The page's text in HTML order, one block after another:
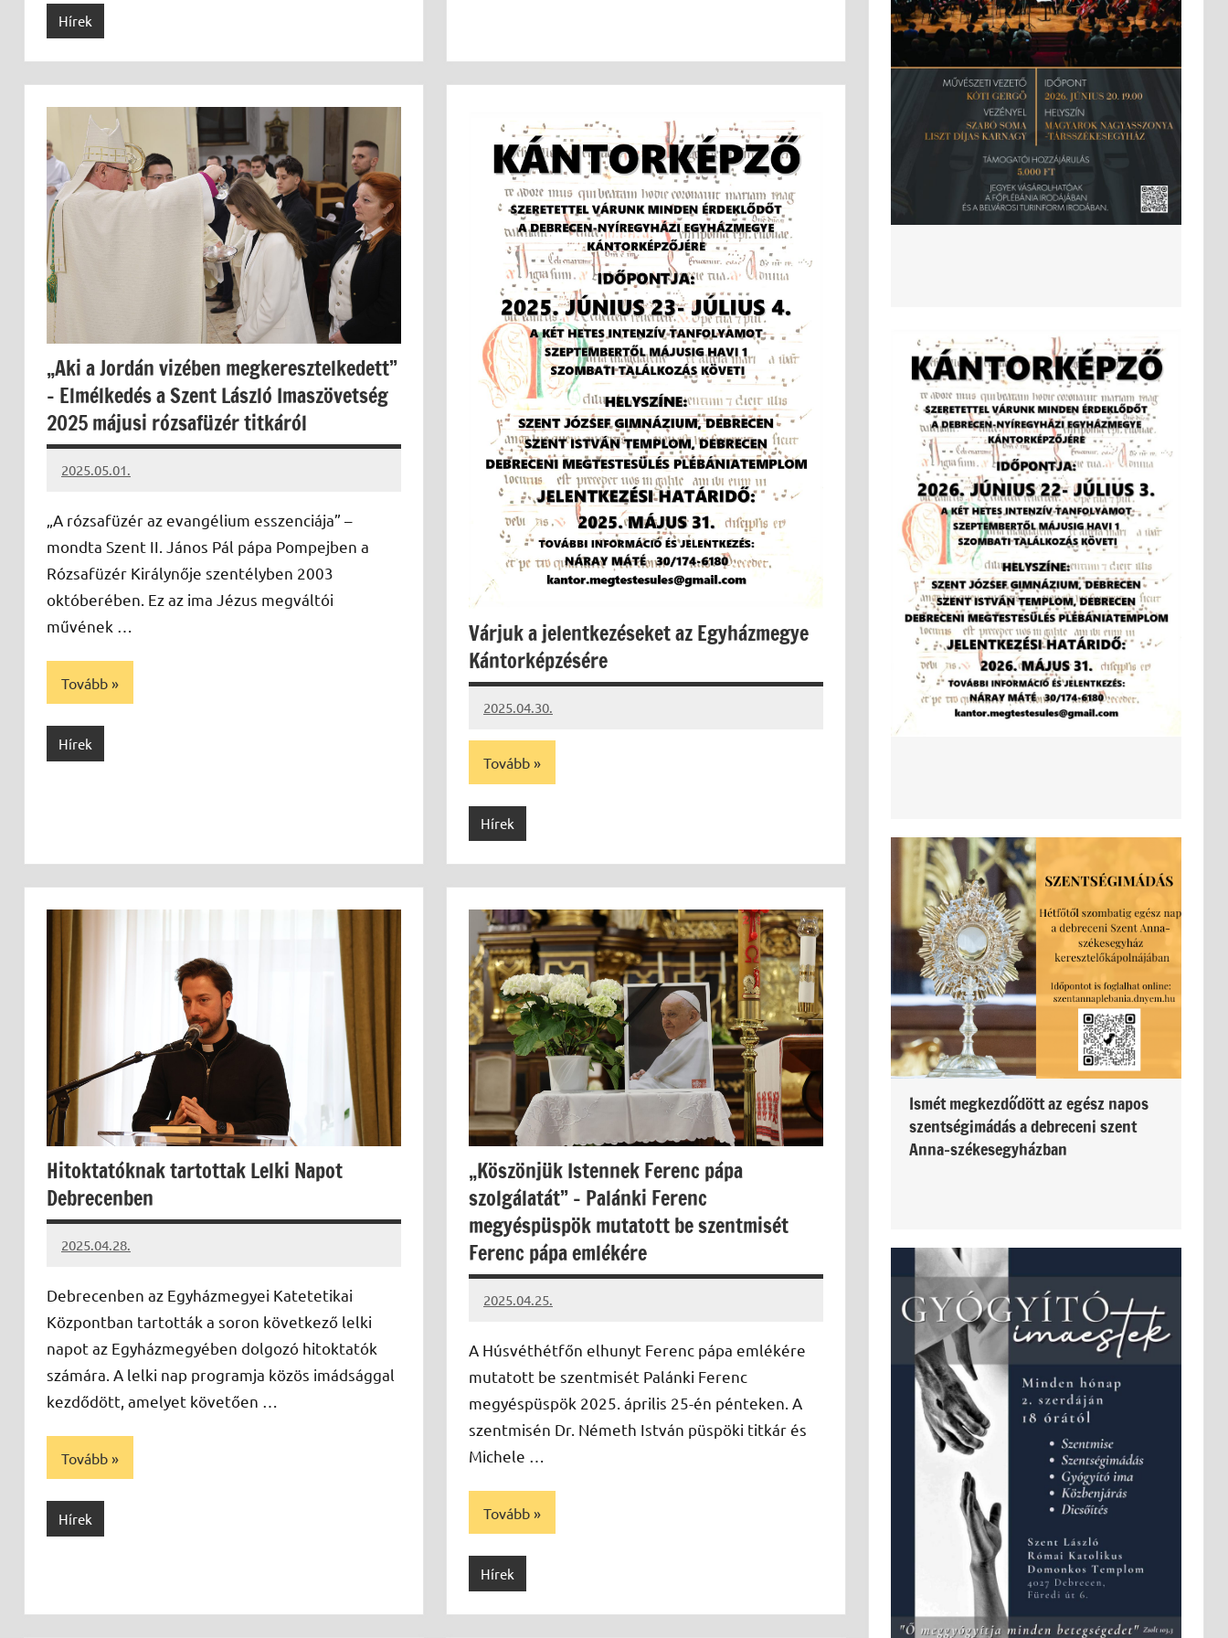
Hírek
„Aki a Jordán vizében megkeresztelkedett”
– Elmélkedés a Szent László Imaszövetség
2025 májusi rózsafüzér titkáról
2025.05.01.
Leiszt
„A rózsafüzér az evangélium esszenciája” –
mondta Szent II. János Pál pápa Pompejben a
Rózsafüzér Királynője szentélyben 2003
októberében. Ez az ima Jézus megváltói
művének …
Tovább
Hírek
Várjuk a jelentkezéseket az Egyházmegye
Kántorképzésére
2025.04.30.
Leiszt
Máté
Tovább
Hírek
Hitoktatóknak tartottak Lelki Napot
Debrecenben
2025.04.28.
Leiszt
Debrecenben az Egyházmegyei Katetetikai
Központban tartották a soron következő lelki
napot az Egyházmegyében dolgozó hitoktatók
számára. A lelki nap programja közös imádsággal
kezdődött, amelyet követően …
Tovább
Hírek
„Köszönjük Istennek Ferenc pápa
szolgálatát” – Palánki Ferenc
megyéspüspök mutatott be szentmisét
Ferenc pápa emlékére
2025.04.25.
Leiszt
A Húsvéthétfőn elhunyt Ferenc pápa emlékére
mutatott be szentmisét Palánki Ferenc
megyéspüspök 2025. április 25-én pénteken. A
szentmisén Dr. Németh István püspöki titkár és
Michele …
Tovább
Hírek
Ismét megkezdődött az egész napos
szentségimádás a debreceni szent
Anna-székesegyházban